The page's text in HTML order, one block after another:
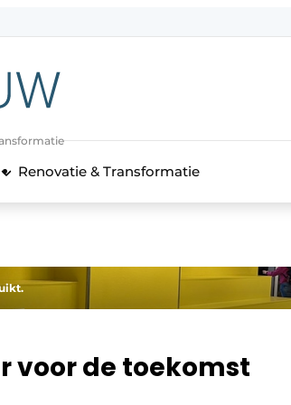
Renovatie & Transformatie
voor de toekomst